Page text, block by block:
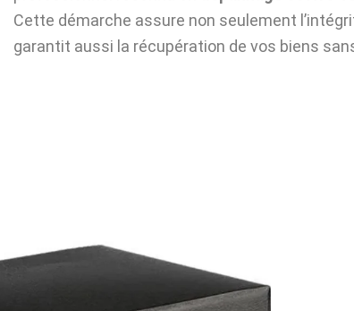
Cette démarche assure non seulement
garantit aussi la récupération de vos biens